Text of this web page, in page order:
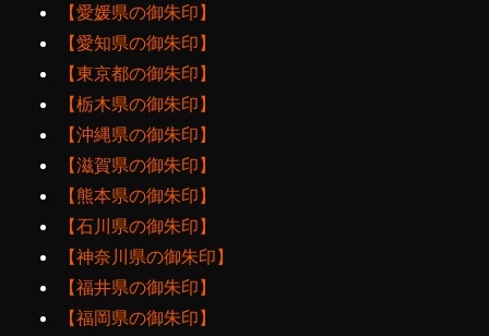
【愛媛県の御朱印】
【愛知県の御朱印】
【東京都の御朱印】
【栃木県の御朱印】
【沖縄県の御朱印】
【滋賀県の御朱印】
【熊本県の御朱印】
【石川県の御朱印】
【神奈川県の御朱印】
【福井県の御朱印】
【福岡県の御朱印】